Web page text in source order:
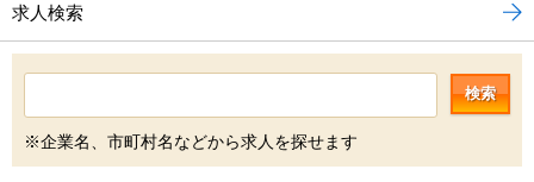
求人検索
検索
※企業名、市町村名などから求人を探せます